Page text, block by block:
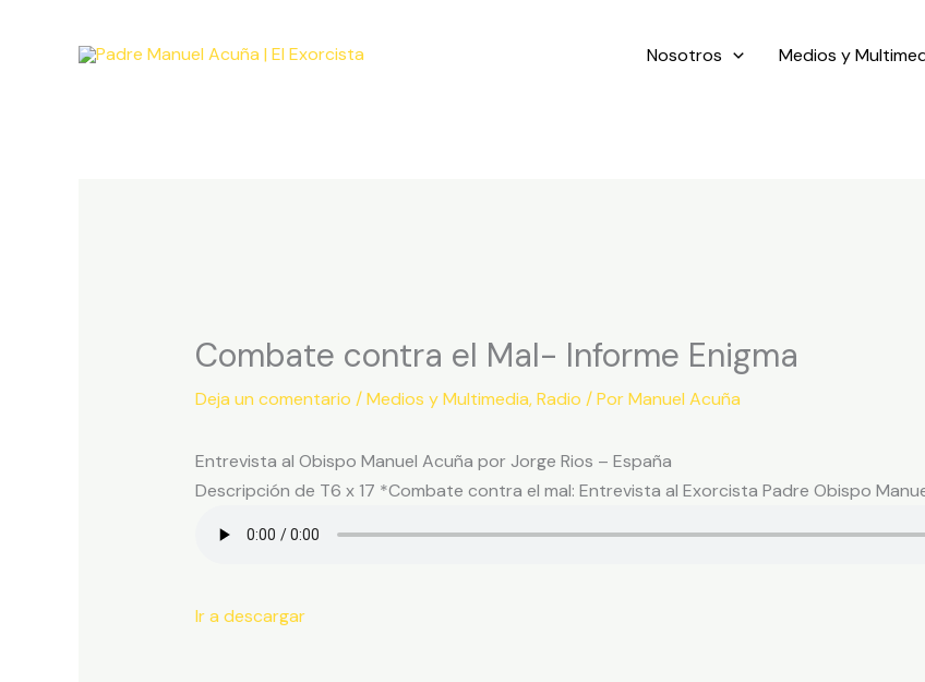
Nosotros Medios y
Combate contra el Mal- Informe Enigma
Deja un comentario /Medios y Multimedia,Radio / PorManuel Acuña
Entrevista al Obispo Manuel Acuña por Jorge Rios – España
Descripción de T6 x 17 *Combate contra el mal: Entrevista al Exorcista Padre Obispo
Ir a descargar